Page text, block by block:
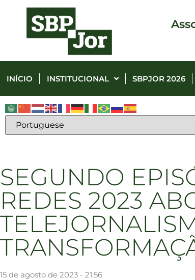
INÍCIO INSTITUCIONAL SBPJOR 2026
SEGUNDO
REDES 2023
15 de agosto de 2023 - 21:56